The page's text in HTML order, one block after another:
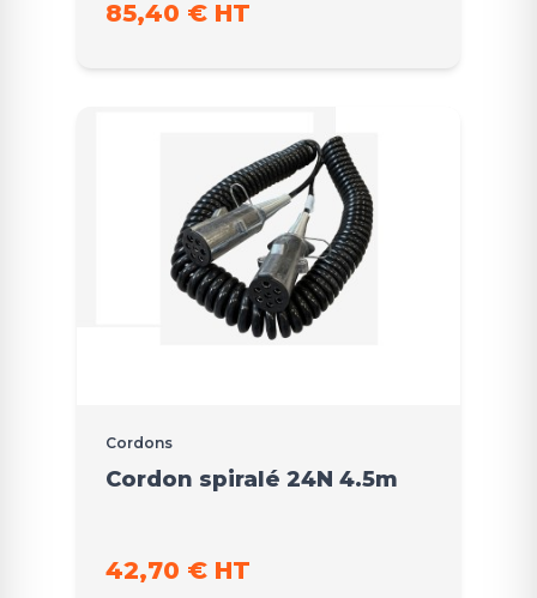
85,40 € HT
Cordons
Cordon spiralé 24N 4.5m
42,70 € HT